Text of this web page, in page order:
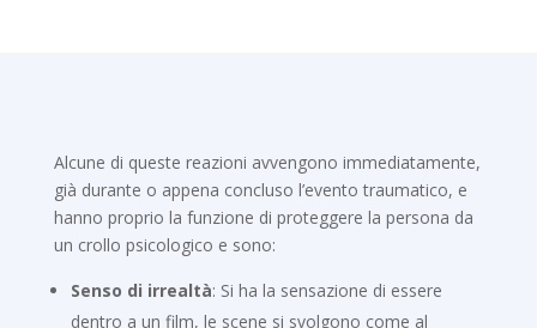
Alcune di queste reazioni avvengono immediatamente,
già durante o appena concluso l’evento traumatico, e
hanno proprio la funzione di proteggere la persona da
un crollo psicologico e sono:
Senso di irrealtà: Si ha la sensazione di essere
dentro a un film, le scene si svolgono come al